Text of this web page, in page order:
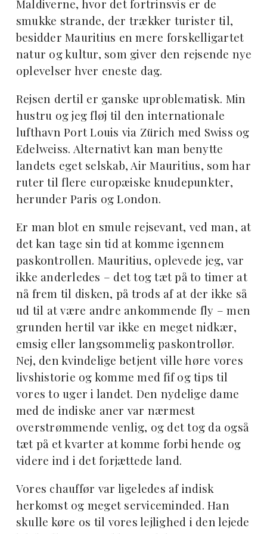
Maldiverne, hvor det fortrinsvis er de
smukke strande, der trækker turister til,
besidder Mauritius en mere forskelligartet
natur og kultur, som giver den rejsende nye
oplevelser hver eneste dag.
Rejsen dertil er ganske uproblematisk. Min
hustru og jeg fløj til den internationale
lufthavn Port Louis via Zürich med Swiss og
Edelweiss. Alternativt kan man benytte
landets eget selskab, Air Mauritius, som har
ruter til flere europæiske knudepunkter,
herunder Paris og London.
Er man blot en smule rejsevant, ved man, at
det kan tage sin tid at komme igennem
paskontrollen. Mauritius, oplevede jeg, var
ikke anderledes – det tog tæt på to timer at
nå frem til disken, på trods af at der ikke så
ud til at være andre ankommende fly – men
grunden hertil var ikke en meget nidkær,
emsig eller langsommelig paskontrollør.
Nej, den kvindelige betjent ville høre vores
livshistorie og komme med fif og tips til
vores to uger i landet. Den nydelige dame
med de indiske aner var nærmest
overstrømmende venlig, og det tog da også
tæt på et kvarter at komme forbi hende og
videre ind i det forjættede land.
Vores chauffør var ligeledes af indisk
herkomst og meget serviceminded. Han
skulle køre os til vores lejlighed i den lejede